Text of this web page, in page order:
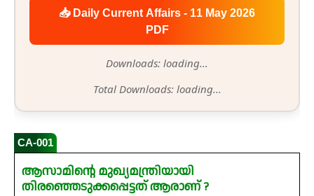
📥 Daily Current Affairs - 11 May 2026
PDF
Downloads: loading...
Total Downloads: loading...
CA-001
ആസാമിന്റെ മുഖ്യമന്ത്രിയായി
തിരഞ്ഞെടുക്കപ്പെട്ടത് ആരാണ് ?